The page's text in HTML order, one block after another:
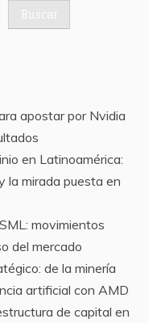
Buscar
apostar por Nvidia
en Latinoamérica:
la mirada puesta en
movimientos
del mercado
de la minería
artificial con AMD
de capital en